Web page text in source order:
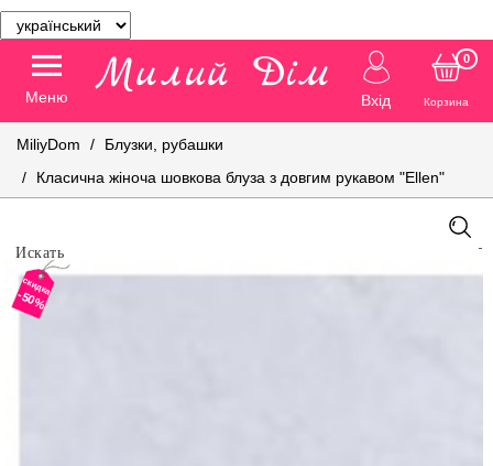
Меню Вхід Корзина
0
MiliyDom
Блузки, рубашки
Класична жіноча шовкова блуза з довгим рукавом "Ellen"
скидка
-50%